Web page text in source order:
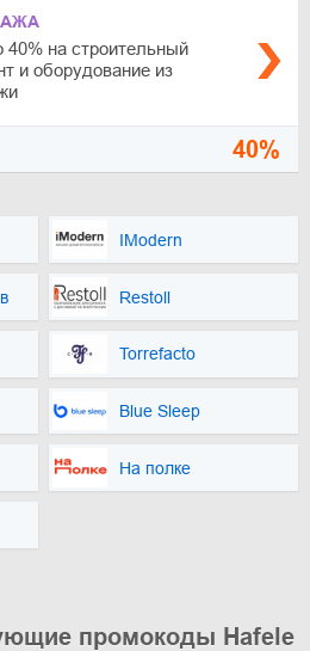
40% на строительный
и оборудование из
40%
IModern
Restoll
Torrefacto
Blue Sleep
На полке
промокоды Hafele